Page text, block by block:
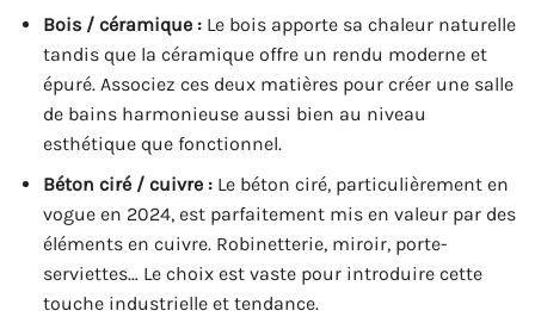
Bois / céramique :Le bois apporte sa chaleur naturelle
tandis que la céramique offre un rendu moderne et
épuré. Associez ces deux matières pour créer une salle
de bains harmonieuse aussi bien au niveau
esthétique que fonctionnel.
Béton ciré / cuivre :Le béton ciré, particulièrement en
vogue en 2024, est parfaitement mis en valeur par des
éléments en cuivre. Robinetterie, miroir, porte-
serviettes… Le choix est vaste pour introduire cette
touche industrielle et tendance.